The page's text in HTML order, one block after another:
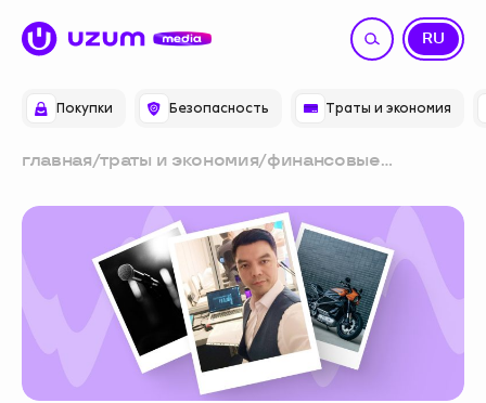
Покупки Безопасность Траты и экономия
RU
UZ
главная/траты и экономия/финансовые
переводчик-
синхронист — о
доходе на фрилансе,
ипотеке и тратах